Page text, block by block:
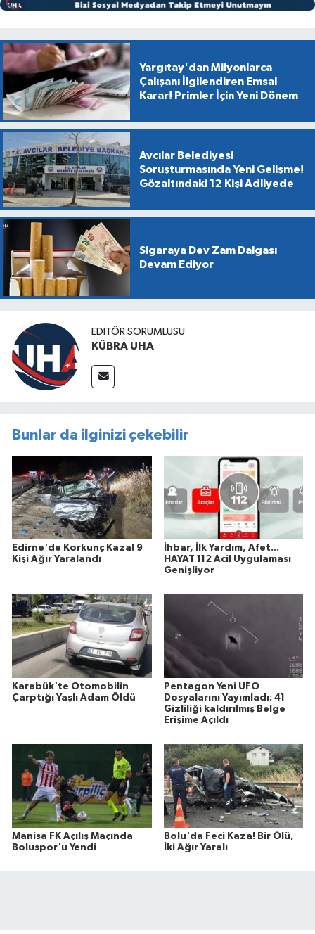
Yargıtay'dan Milyonlarca
Çalışanı İlgilendiren Emsal
Karar! Primler İçin Yeni Dönem
Avcılar Belediyesi
Soruşturmasında Yeni Gelişme!
Gözaltındaki 12 Kişi Adliyede
Sigaraya Dev Zam Dalgası
Devam Ediyor
EDİTÖR SORUMLUSU
KÜBRA UHA
Bunlar da ilginizi çekebilir
Edirne'de Korkunç Kaza! 9
Kişi Ağır Yaralandı
İhbar, İlk Yardım, Afet...
HAYAT 112 Acil Uygulaması
Genişliyor
Karabük'te Otomobilin
Çarptığı Yaşlı Adam Öldü
Pentagon Yeni UFO
Dosyalarını Yayımladı: 41
Gizliliği kaldırılmış Belge
Erişime Açıldı
Manisa FK Açılış Maçında
Boluspor'u Yendi
Bolu'da Feci Kaza! Bir Ölü,
İki Ağır Yaralı